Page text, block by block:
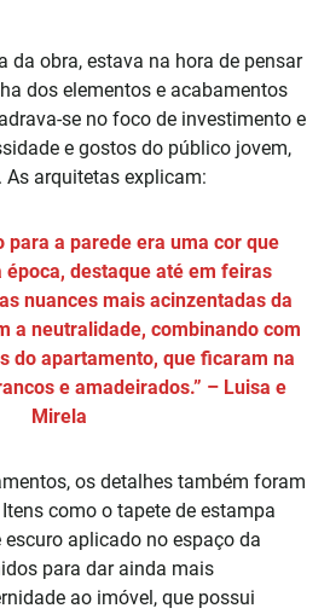
da obra, estava na hora de pensar
dos elementos e acabamentos
se no foco de investimento e
e gostos do público jovem,
arquitetas explicam:
para a parede era uma cor que
época, destaque até em feiras
nuances mais acinzentadas da
a neutralidade, combinando com
do apartamento, que ficaram na
e amadeirados.” – Luisa e
Mirela
os detalhes também foram
como o tapete de estampa
aplicado no espaço da
para dar ainda mais
ao imóvel, que possui